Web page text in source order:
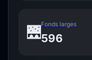
🌉Fonds larges
596